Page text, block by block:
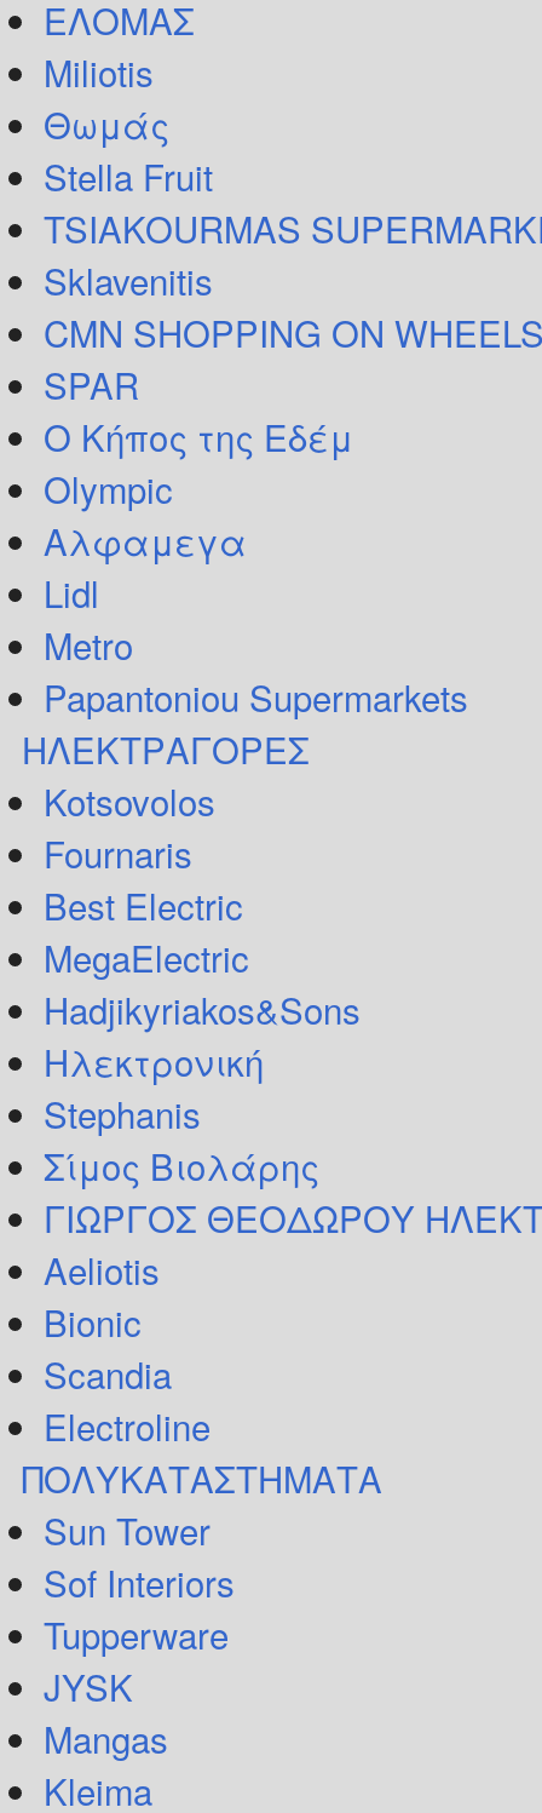
ΕΛΟΜΑΣ
Miliotis
Θωμάς
Stella Fruit
TSIAKOURMAS
Sklavenitis
CMN SHOPPING ON
SPAR
Ο Κήπος της Εδέμ
Olympic
Αλφαμεγα
Lidl
Metro
Papantoniou Supermarkets
ΗΛΕΚΤΡΑΓΟΡΕΣ
Kotsovolos
Fournaris
Best Electric
MegaElectric
Hadjikyriakos&Sons
Ηλεκτρονική
Stephanis
Σίμος Βιολάρης
ΓΙΩΡΓΟΣ ΘΕΟΔΩΡΟΥ
Aeliotis
Bionic
Scandia
Electroline
ΠΟΛΥΚΑΤΑΣΤΗΜΑΤΑ
Sun Tower
Sof Interiors
Tupperware
JYSK
Mangas
Kleima